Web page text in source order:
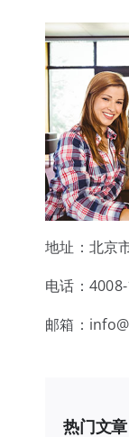
地址：北京
电话：
邮箱：
热门文章